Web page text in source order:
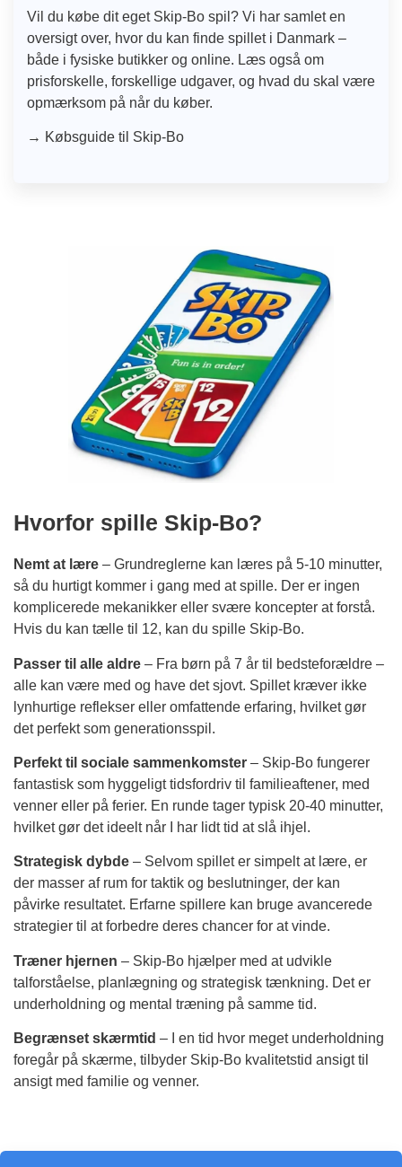
Vil du købe dit eget Skip-Bo spil? Vi har samlet en
oversigt over, hvor du kan finde spillet i Danmark –
både i fysiske butikker og online. Læs også om
prisforskelle, forskellige udgaver, og hvad du skal være
opmærksom på når du køber.
→ Købsguide til Skip-Bo
Hvorfor spille Skip-Bo?
Nemt at lære – Grundreglerne kan læres på 5-10 minutter,
så du hurtigt kommer i gang med at spille. Der er ingen
komplicerede mekanikker eller svære koncepter at forstå.
Hvis du kan tælle til 12, kan du spille Skip-Bo.
Passer til alle aldre – Fra børn på 7 år til bedsteforældre –
alle kan være med og have det sjovt. Spillet kræver ikke
lynhurtige reflekser eller omfattende erfaring, hvilket gør
det perfekt som generationsspil.
Perfekt til sociale sammenkomster – Skip-Bo fungerer
fantastisk som hyggeligt tidsfordriv til familieaftener, med
venner eller på ferier. En runde tager typisk 20-40 minutter,
hvilket gør det ideelt når I har lidt tid at slå ihjel.
Strategisk dybde – Selvom spillet er simpelt at lære, er
der masser af rum for taktik og beslutninger, der kan
påvirke resultatet. Erfarne spillere kan bruge avancerede
strategier til at forbedre deres chancer for at vinde.
Træner hjernen – Skip-Bo hjælper med at udvikle
talforståelse, planlægning og strategisk tænkning. Det er
underholdning og mental træning på samme tid.
Begrænset skærmtid – I en tid hvor meget underholdning
foregår på skærme, tilbyder Skip-Bo kvalitetstid ansigt til
ansigt med familie og venner.